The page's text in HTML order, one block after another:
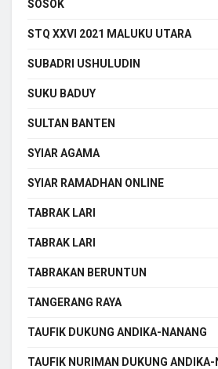
SOSOK
STQ XXVI 2021 MALUKU UTARA
SUBADRI USHULUDIN
SUKU BADUY
SULTAN BANTEN
SYIAR AGAMA
SYIAR RAMADHAN ONLINE
TABRAK LARI
TABRAK LARI
TABRAKAN BERUNTUN
TANGERANG RAYA
TAUFIK DUKUNG ANDIKA-NANANG
TAUFIK NURIMAN DUKUNG ANDIKA-